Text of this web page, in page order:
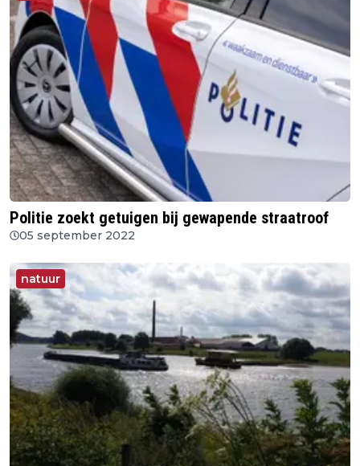
Politie zoekt getuigen bij gewapende straatroof
05 september 2022
natuur